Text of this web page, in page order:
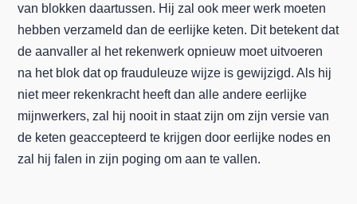
van blokken daartussen. Hij zal ook meer werk moeten
hebben verzameld dan de eerlijke keten. Dit betekent dat
de aanvaller al het rekenwerk opnieuw moet uitvoeren
na het blok dat op frauduleuze wijze is gewijzigd. Als hij
niet meer rekenkracht heeft dan alle andere eerlijke
mijnwerkers, zal hij nooit in staat zijn om zijn versie van
de keten geaccepteerd te krijgen door eerlijke nodes en
zal hij falen in zijn poging om aan te vallen.